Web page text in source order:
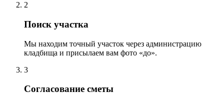
2
Поиск участка
Мы находим точный участок через администрацию
кладбища и присылаем вам фото «до».
3
Согласование сметы